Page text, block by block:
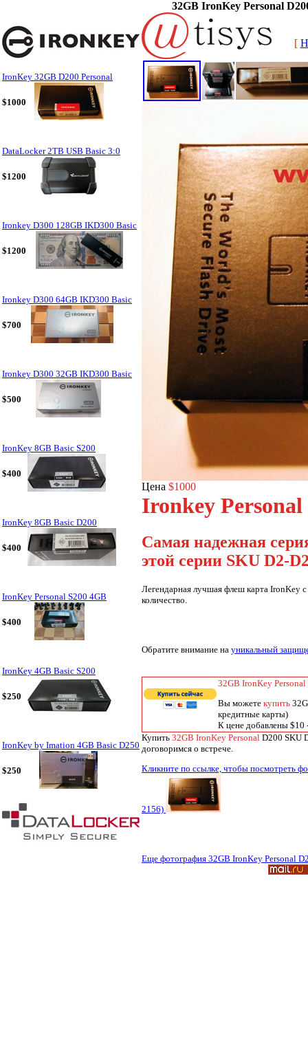
32GB IronKey Personal
IronKey 32GB D200 Personal
$1000
DataLocker 2TB USB Basic 3:0
$1200
Ironkey D300 128GB IKD300 Basic
$1200
Ironkey D300 64GB IKD300 Basic
$700
Ironkey D300 32GB IKD300 Basic
$500
IronKey 8GB Basic S200
$400
IronKey 8GB Basic D200
$400
IronKey Personal S200 4GB
$400
IronKey 4GB Basic S200
$250
IronKey by Imation 4GB Basic D250
$250
[
Цена $1000
Ironkey
Самая надежная
этой серии SKU D2-
Легендарная лучшая флеш карта IronKey
количество.
Обратите внимание на уникальный
32GB IronKey
Вы можете купить
кредитные карты)
К цене добавлены $10
Купить 32GB IronKey Personal D200 SKU
договоримся о встрече.
Кликните по ссылке, чтобы посмотреть
2156)
Еще фотография 32GB IronKey Personal